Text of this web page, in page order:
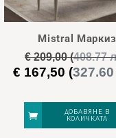
options
chosen
the
product
Mistral Маркиз
€209,00(408.77
Original
was:
€ 209,00.
€ 167,50 (
ДОБАВЯНЕ В
КОЛИЧКАТА